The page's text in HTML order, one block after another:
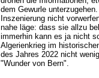
dem Gewurle
Inszenierung nicht
nahe läge: dass sie allzu
immerhin kann es ja nicht
Algerienkrieg im
des Jahres 2022 nicht
"Wunder von Bern".